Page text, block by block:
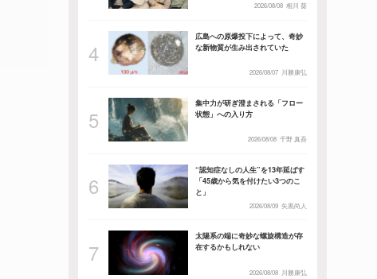
2026/08/08 相川 葵
広島への原爆投下によって、奇妙
な新物質が生み出されていた
2026/08/07 川勝康弘
集中力が研ぎ澄まされる「フロー
状態」への入り方
2026/08/08 千野 真吾
“認知症なしの人生”を13年延ばす
「45歳から気を付けたい3つのこ
と」
2026/08/09 矢黒尚人
太陽系の端に奇妙な螺旋構造が存
在するかもしれない
2026/08/08 川勝康弘